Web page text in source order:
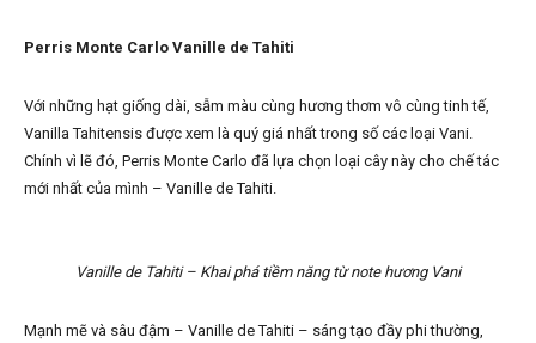
Perris Monte Carlo Vanille de Tahiti
Với những hạt giống dài, sẫm màu cùng hương thơm vô cùng tinh tế,
Vanilla Tahitensis được xem là quý giá nhất trong số các loại Vani.
Chính vì lẽ đó, Perris Monte Carlo đã lựa chọn loại cây này cho chế tác
mới nhất của mình – Vanille de Tahiti.
Vanille de Tahiti – Khai phá tiềm năng từ note hương Vani
Mạnh mẽ và sâu đậm – Vanille de Tahiti – sáng tạo đầy phi thường,